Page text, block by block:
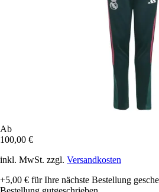
Ab
100,00 €
inkl. MwSt. zzgl. Versandkosten
+5,00 € für Ihre nächste Bestellung